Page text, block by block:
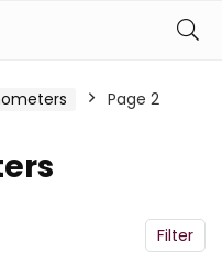
Page 2
Filter